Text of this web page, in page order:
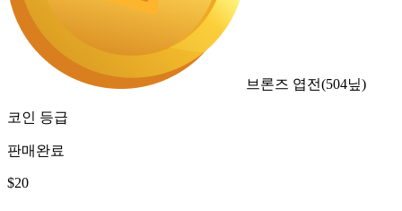
브론즈 엽전(504닢)
코인 등급
판매완료
$20